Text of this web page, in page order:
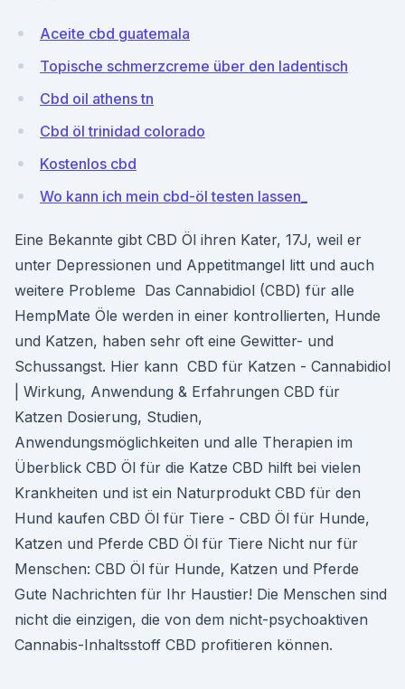
Aceite cbd guatemala
Topische schmerzcreme über den ladentisch
Cbd oil athens tn
Cbd öl trinidad colorado
Kostenlos cbd
Wo kann ich mein cbd-öl testen lassen_
Eine Bekannte gibt CBD Öl ihren Kater, 17J, weil er
unter Depressionen und Appetitmangel litt und auch
weitere Probleme Das Cannabidiol (CBD) für alle
HempMate Öle werden in einer kontrollierten, Hunde
und Katzen, haben sehr oft eine Gewitter- und
Schussangst. Hier kann CBD für Katzen - Cannabidiol
| Wirkung, Anwendung & Erfahrungen CBD für
Katzen Dosierung, Studien,
Anwendungsmöglichkeiten und alle Therapien im
Überblick CBD Öl für die Katze CBD hilft bei vielen
Krankheiten und ist ein Naturprodukt CBD für den
Hund kaufen CBD Öl für Tiere - CBD Öl für Hunde,
Katzen und Pferde CBD Öl für Tiere Nicht nur für
Menschen: CBD Öl für Hunde, Katzen und Pferde
Gute Nachrichten für Ihr Haustier! Die Menschen sind
nicht die einzigen, die von dem nicht-psychoaktiven
Cannabis-Inhaltsstoff CBD profitieren können.